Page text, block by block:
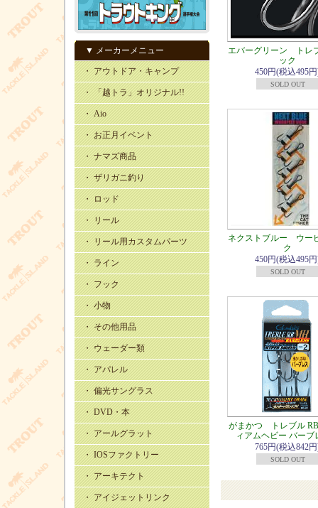
▼ メーカーメニュー
・ アウトドア・キャンプ
・ 「越トラ」オリジナル!!
・ Aio
・ お正月イベント
・ ナマズ商品
・ ザリガニ釣り
・ ロッド
・ リール
・ リール用カスタムパーツ
・ ライン
・ フック
・ 小物
・ その他用品
・ ウェーダー類
・ アパレル
・ 偏光サングラス
・ DVD・本
・ アールグラット
・ IOSファクトリー
・ アーキテクト
・ アイジェットリンク
エバーグリーン トレ
ック
450円(税込495
SOLD OUT
ネクストブルー ウー
ク
450円(税込495
SOLD OUT
がまかつ トレブル
ィアムヘビー バーブ
765円(税込842
SOLD OUT